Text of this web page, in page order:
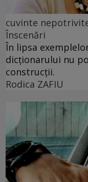
cuvinte
Înscenări
În lipsa
dicționarului nu
construcții.
Rodica ZAFIU